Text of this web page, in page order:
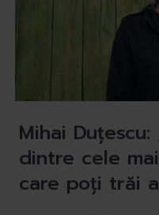
Mihai Duțescu:
dintre cele
care poți trăi